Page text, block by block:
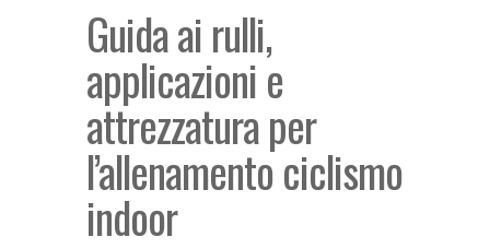
Guida ai rulli,
applicazioni e
attrezzatura per
l’allenamento ciclismo
indoor